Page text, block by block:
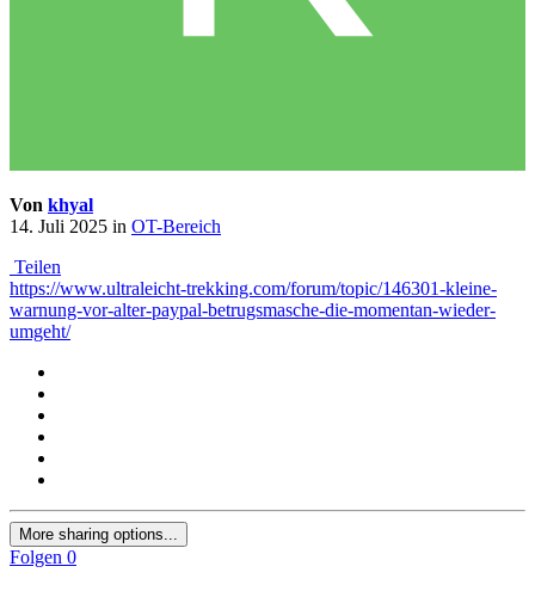
Von khyal
14. Juli 2025 in OT-Bereich
Teilen
https://www.ultraleicht-trekking.com/forum/topic/146301-kleine-
warnung-vor-alter-paypal-betrugsmasche-die-momentan-wieder-
umgeht/
More sharing options...
Folgen 0